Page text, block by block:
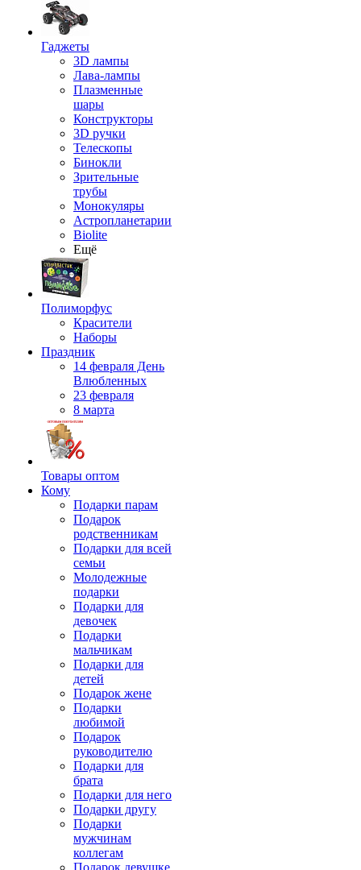
Гаджеты
3D лампы
Лава-лампы
Плазменные
шары
Конструкторы
3D ручки
Телескопы
Бинокли
Зрительные
трубы
Монокуляры
Астропланетарии
Biolite
Ещё
Полиморфус
Красители
Наборы
Праздник
14 февраля День
Влюбленных
23 февраля
8 марта
Товары оптом
Кому
Подарки парам
Подарок
родственникам
Подарки для всей
семьи
Молодежные
подарки
Подарки для
девочек
Подарки
мальчикам
Подарки для
детей
Подарок жене
Подарки
любимой
Подарок
руководителю
Подарки для
брата
Подарки для него
Подарки другу
Подарки
мужчинам
коллегам
Подарок девушке